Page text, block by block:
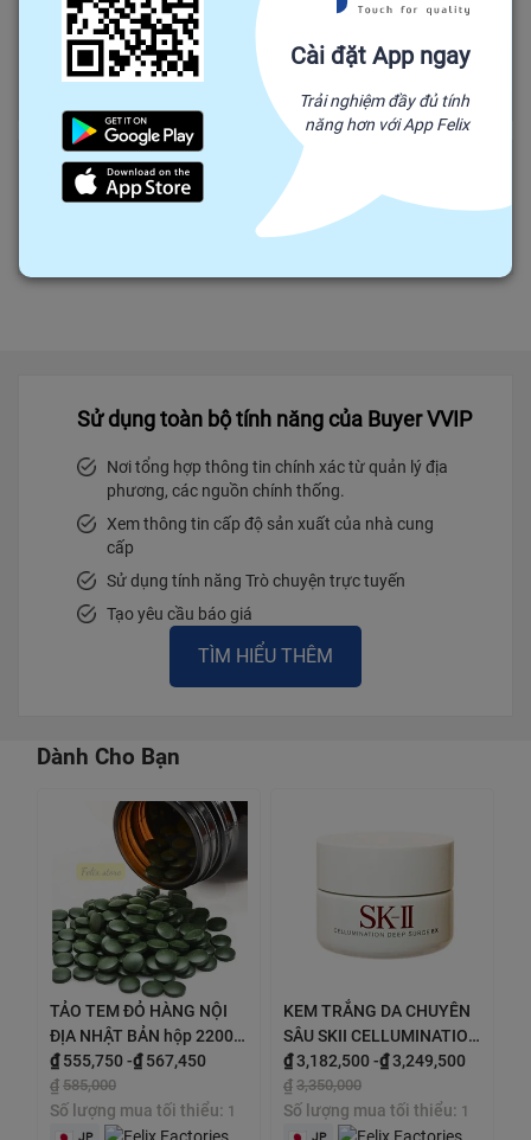
GIAN HÀNG THỦ CÔNG MỸ NGHỆ TRE TRÚC
Tỉnh Bạc Liêu
Lĩnh vực:Quà tặng và hàng thủ công
Trường Nguyễn Thanh
Tỉnh Đắk Lắk
Sử dụng toàn bộ tính năng của Buyer VVIP
Nơi tổng hợp thông tin chính xác từ quản lý địa
phương, các nguồn chính thống.
Xem thông tin cấp độ sản xuất của nhà cung
cấp
Sử dụng tính năng Trò chuyện trực tuyến
Tạo yêu cầu báo giá
TÌM HIỂU THÊM
Dành Cho Bạn
TẢO TEM ĐỎ HÀNG NỘI
ĐỊA NHẬT BẢN hộp 2200
viên
₫ 555,750-₫ 567,450
₫ 585,000
Số lượng mua tối thiểu: 1
KEM TRẮNG DA CHUYÊN
SÂU SKII CELLUMINATION
DEEP SURGE EX
₫3,182,500-₫3,249,500
₫ 3,350,000
Số lượng mua tối thiểu: 1
Cài đặt App ngay
Trải nghiệm đầy đủ tính
năng hơn với App Felix